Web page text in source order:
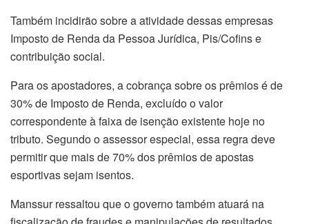
Também incidirão sobre a atividade dessas empresas
Imposto de Renda da Pessoa Jurídica, Pis/Cofins e
contribuição social.
Para os apostadores, a cobrança sobre os prêmios é de
30% de Imposto de Renda, excluído o valor
correspondente à faixa de isenção existente hoje no
tributo. Segundo o assessor especial, essa regra deve
permitir que mais de 70% dos prêmios de apostas
esportivas sejam isentos.
Manssur ressaltou que o governo também atuará na